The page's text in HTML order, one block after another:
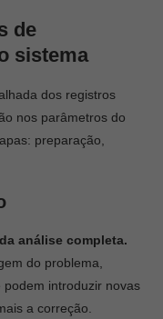
de
sistema
dos registros
nos parâmetros do
preparação,
análise completa.
do problema,
introduzir novas
a correção.